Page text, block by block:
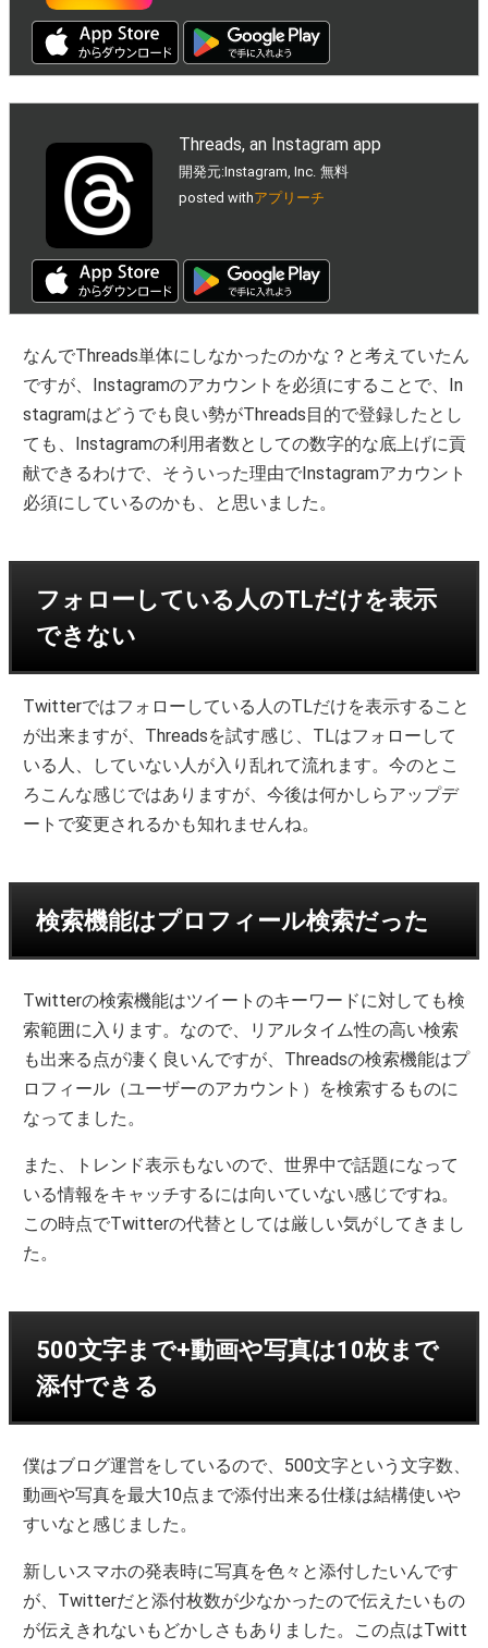
Threads, an Instagram app
開発元:Instagram, Inc. 無料
posted withアプリーチ
なんでThreads単体にしなかったのかな？と考えていたん
ですが、Instagramのアカウントを必須にすることで、In
stagramはどうでも良い勢がThreads目的で登録したとし
ても、Instagramの利用者数としての数字的な底上げに貢
献できるわけで、そういった理由でInstagramアカウント
必須にしているのかも、と思いました。
フォローしている人のTLだけを表示
できない
Twitterではフォローしている人のTLだけを表示すること
が出来ますが、Threadsを試す感じ、TLはフォローして
いる人、していない人が入り乱れて流れます。今のとこ
ろこんな感じではありますが、今後は何かしらアップデ
ートで変更されるかも知れませんね。
検索機能はプロフィール検索だった
Twitterの検索機能はツイートのキーワードに対しても検
索範囲に入ります。なので、リアルタイム性の高い検索
も出来る点が凄く良いんですが、Threadsの検索機能はプ
ロフィール（ユーザーのアカウント）を検索するものに
なってました。
また、トレンド表示もないので、世界中で話題になって
いる情報をキャッチするには向いていない感じですね。
この時点でTwitterの代替としては厳しい気がしてきまし
た。
500文字まで+動画や写真は10枚まで
添付できる
僕はブログ運営をしているので、500文字という文字数、
動画や写真を最大10点まで添付出来る仕様は結構使いや
すいなと感じました。
新しいスマホの発表時に写真を色々と添付したいんです
が、Twitterだと添付枚数が少なかったので伝えたいもの
が伝えきれないもどかしさもありました。この点はTwitt